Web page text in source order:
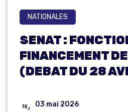
NATIONALES
SENAT :
FINANCEMENT
(DEBAT DU 28
03 mai 2026